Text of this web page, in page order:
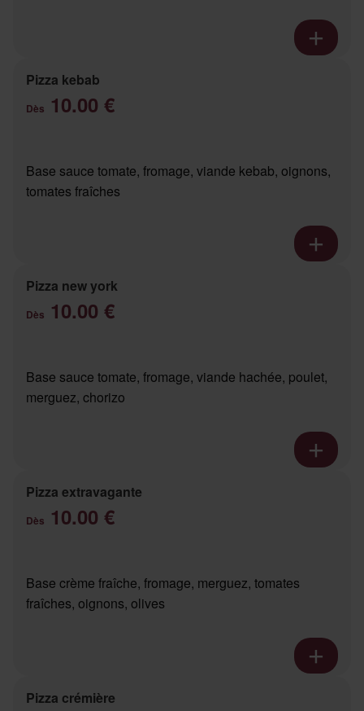
Pizza kebab
Dès 10.00 €
Base sauce tomate, fromage, viande kebab, oignons,
tomates fraîches
Pizza new york
Dès 10.00 €
Base sauce tomate, fromage, viande hachée, poulet,
merguez, chorizo
Pizza extravagante
Dès 10.00 €
Base crème fraîche, fromage, merguez, tomates
fraîches, oignons, olives
Pizza crémière